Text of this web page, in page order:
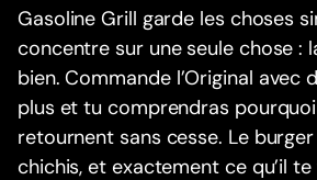
Gasoline Grill garde les choses
concentre sur une seule chose :
bien. Commande l’Original avec
plus et tu comprendras
retournent sans cesse. Le
chichis, et exactement ce qu’il